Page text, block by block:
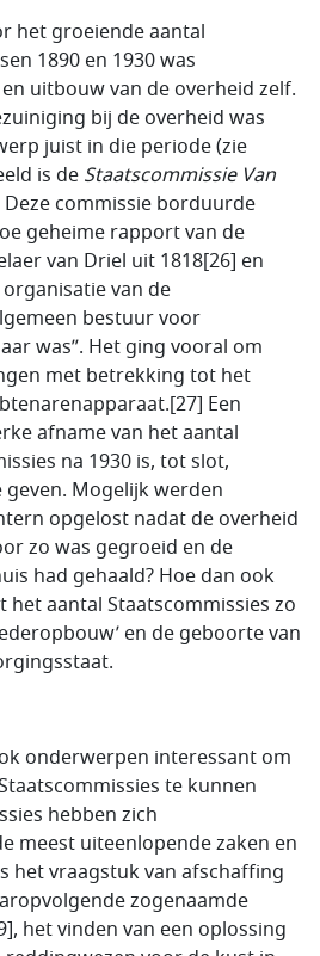
het groeiende aantal
1890 en 1930 was
uitbouw van de overheid zelf.
bij de overheid was
juist in die periode (zie
is de Staatscommissie Van
Deze commissie borduurde
geheime rapport van de
van Driel uit 1818[26] en
van de
bestuur voor
was”. Het ging vooral om
met betrekking tot het
Een
afname van het aantal
na 1930 is, tot slot,
Mogelijk werden
opgelost nadat de overheid
zo was gegroeid en de
had gehaald? Hoe dan ook
aantal Staatscommissies zo
en de geboorte van
onderwerpen interessant om
te kunnen
hebben zich
meest uiteenlopende zaken en
het vraagstuk van afschaffing
zogenaamde
het vinden van een oplossing